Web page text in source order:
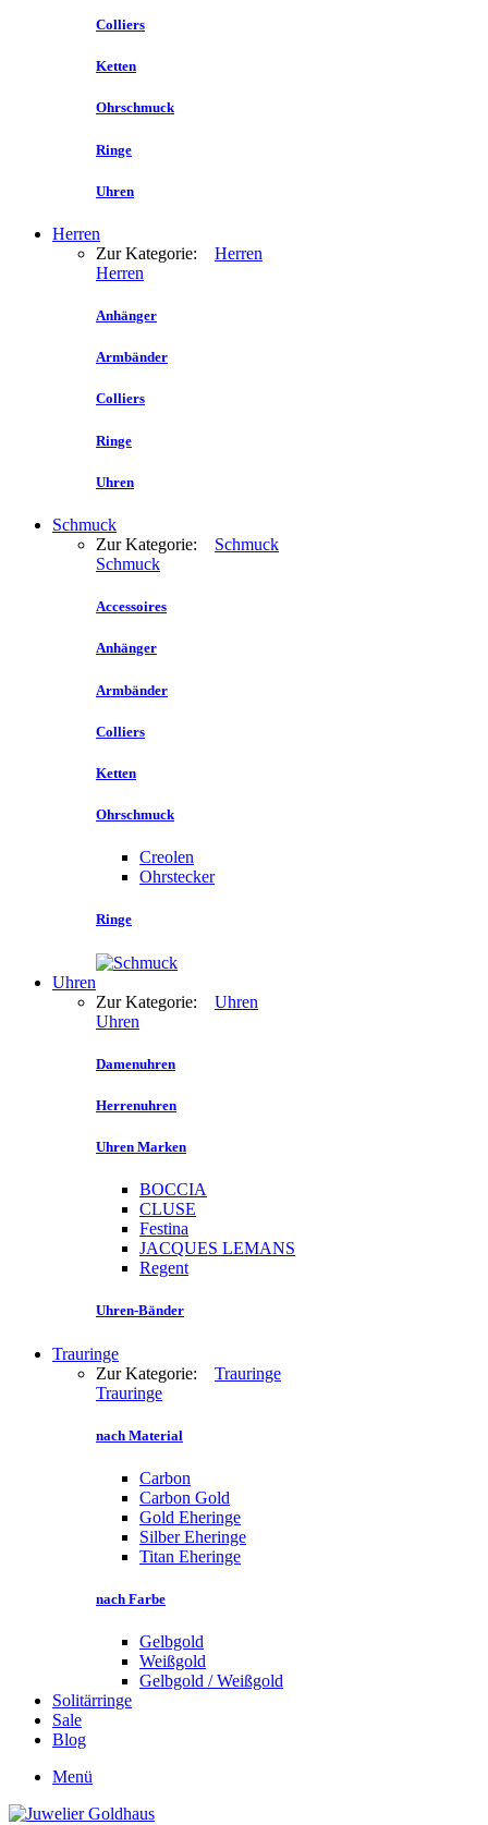
Colliers
Ketten
Ohrschmuck
Ringe
Uhren
Herren
Zur Kategorie: Herren
Herren
Anhänger
Armbänder
Colliers
Ringe
Uhren
Schmuck
Zur Kategorie: Schmuck
Schmuck
Accessoires
Anhänger
Armbänder
Colliers
Ketten
Ohrschmuck
Creolen
Ohrstecker
Ringe
Uhren
Zur Kategorie: Uhren
Uhren
Damenuhren
Herrenuhren
Uhren Marken
BOCCIA
CLUSE
Festina
JACQUES LEMANS
Regent
Uhren-Bänder
Trauringe
Zur Kategorie: Trauringe
Trauringe
nach Material
Carbon
Carbon Gold
Gold Eheringe
Silber Eheringe
Titan Eheringe
nach Farbe
Gelbgold
Weißgold
Gelbgold / Weißgold
Solitärringe
Sale
Blog
Menü